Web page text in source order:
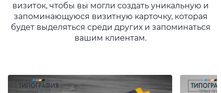
визиток, чтобы вы могли создать уникальную и
запоминающуюся визитную карточку, которая
будет выделяться среди других и запоминаться
вашим клиентам.